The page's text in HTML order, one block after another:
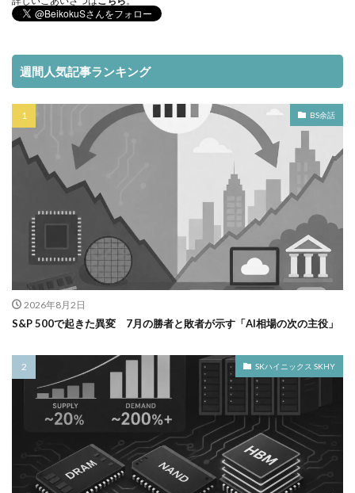
週間人気記事ランキング
BS余話
2026年8月2日
S&P 500で起きた異変 7月の勝者と敗者が示す「AI相場の次の主役」
SKハイニックス SKHY